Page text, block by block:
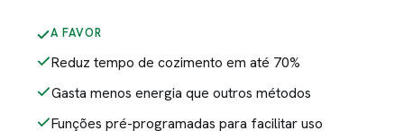
A FAVOR
Reduz tempo de cozimento em até 70%
Gasta menos energia que outros métodos
Funções pré-programadas para facilitar uso